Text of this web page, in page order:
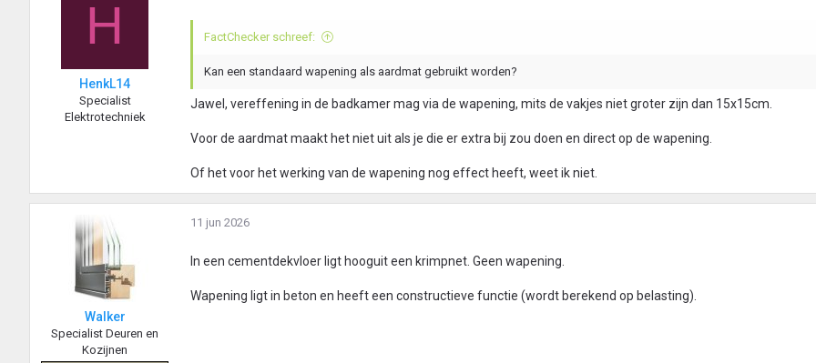
H
HenkL14
Specialist
Elektrotechniek
FactChecker schreef:
Kan een standaard wapening als aardmat gebruikt worden?
Jawel, vereffening in de badkamer mag via de wapening, mits de vakjes niet groter zijn dan 15x15cm.
Voor de aardmat maakt het niet uit als je die er extra bij zou doen en direct op de wapening.
Of het voor het werking van de wapening nog effect heeft, weet ik niet.
Walker
Specialist Deuren en
Kozijnen
11 jun 2026
In een cementdekvloer ligt hooguit een krimpnet. Geen wapening.
Wapening ligt in beton en heeft een constructieve functie (wordt berekend op belasting).